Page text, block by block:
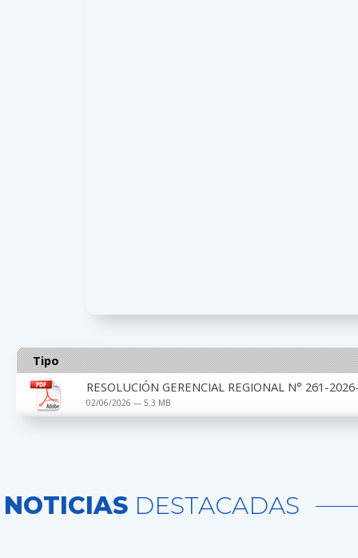
Tipo
RESOLUCIÓN GERENCIAL REGIONAL N° 261-
02/06/2026 — 5.3 MB
NOTICIAS DESTACADAS